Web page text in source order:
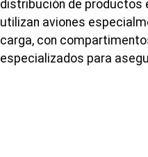
distribución de productos
utilizan aviones
carga, con
especializados para